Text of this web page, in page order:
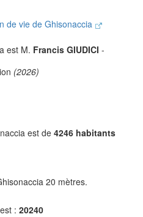
de vie de Ghisonaccia
est M. Francis GIUDICI -
(2026)
est de 4246 habitants
20 mètres.
: 20240